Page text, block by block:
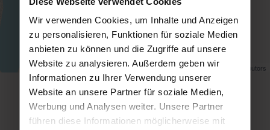
Wir verwenden Cookies, um Inhalte und Anzeigen
zu personalisieren, Funktionen für soziale Medien
anbieten zu können und die Zugriffe auf unsere
Website zu analysieren. Außerdem geben wir
Informationen zu Ihrer Verwendung unserer
Website an unsere Partner für soziale Medien,
Werbung und Analysen weiter. Unsere Partner
führen diese Informationen möglicherweise mit
Map data ©OpenStreetMap contributors
back to overview